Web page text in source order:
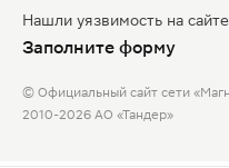
Нашли уязвимость на
Заполните форму
© Официальный сайт сети
2010-2026 АО «Тандер»